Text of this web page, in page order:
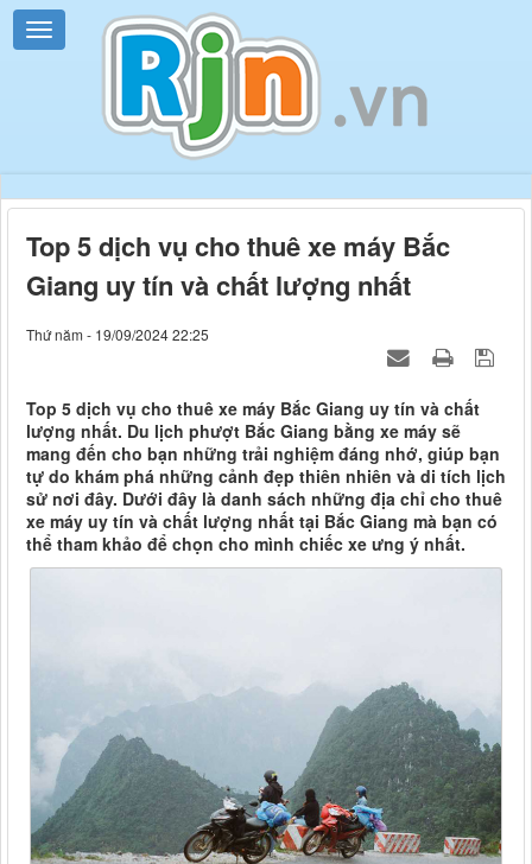
Top 5 dịch vụ cho thuê xe máy Bắc
Giang uy tín và chất lượng nhất
Thứ năm - 19/09/2024 22:25
Top 5 dịch vụ cho thuê xe máy Bắc Giang uy tín và chất
lượng nhất. Du lịch phượt Bắc Giang bằng xe máy sẽ
mang đến cho bạn những trải nghiệm đáng nhớ, giúp bạn
tự do khám phá những cảnh đẹp thiên nhiên và di tích lịch
sử nơi đây. Dưới đây là danh sách những địa chỉ cho thuê
xe máy uy tín và chất lượng nhất tại Bắc Giang mà bạn có
thể tham khảo để chọn cho mình chiếc xe ưng ý nhất.